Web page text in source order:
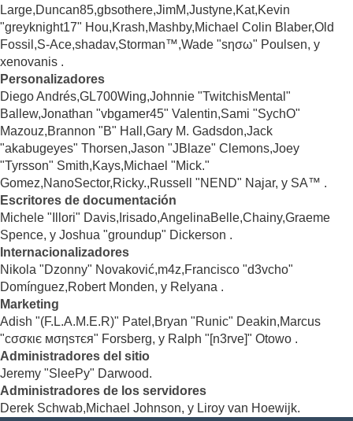
Large,Duncan85,gbsothere,JimM,Justyne,Kat,Kevin
"greyknight17" Hou,Krash,Mashby,Michael Colin Blaber,Old
Fossil,S-Ace,shadav,Storman™,Wade "sησω" Poulsen, y
xenovanis .
Personalizadores
Diego Andrés,GL700Wing,Johnnie "TwitchisMental"
Ballew,Jonathan "vbgamer45" Valentin,Sami "SychO"
Mazouz,Brannon "B" Hall,Gary M. Gadsdon,Jack
"akabugeyes" Thorsen,Jason "JBlaze" Clemons,Joey
"Tyrsson" Smith,Kays,Michael "Mick."
Gomez,NanoSector,Ricky.,Russell "NEND" Najar, y SA™ .
Escritores de documentación
Michele "Illori" Davis,Irisado,AngelinaBelle,Chainy,Graeme
Spence, y Joshua "groundup" Dickerson .
Internacionalizadores
Nikola "Dzonny" Novaković,m4z,Francisco "d3vcho"
Domínguez,Robert Monden, y Relyana .
Marketing
Adish "(F.L.A.M.E.R)" Patel,Bryan "Runic" Deakin,Marcus
"cσσкιє мσηѕтєя" Forsberg, y Ralph "[n3rve]" Otowo .
Administradores del sitio
Jeremy "SleePy" Darwood.
Administradores de los servidores
Derek Schwab,Michael Johnson, y Liroy van Hoewijk.